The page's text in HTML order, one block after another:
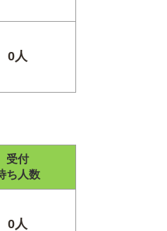
0人
受付
ち人数
0人